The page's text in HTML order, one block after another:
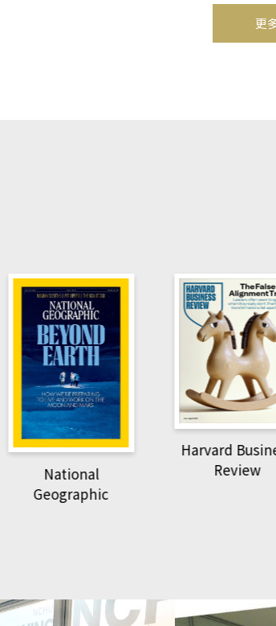
更
Harvard Business
Review
萌動力一頁